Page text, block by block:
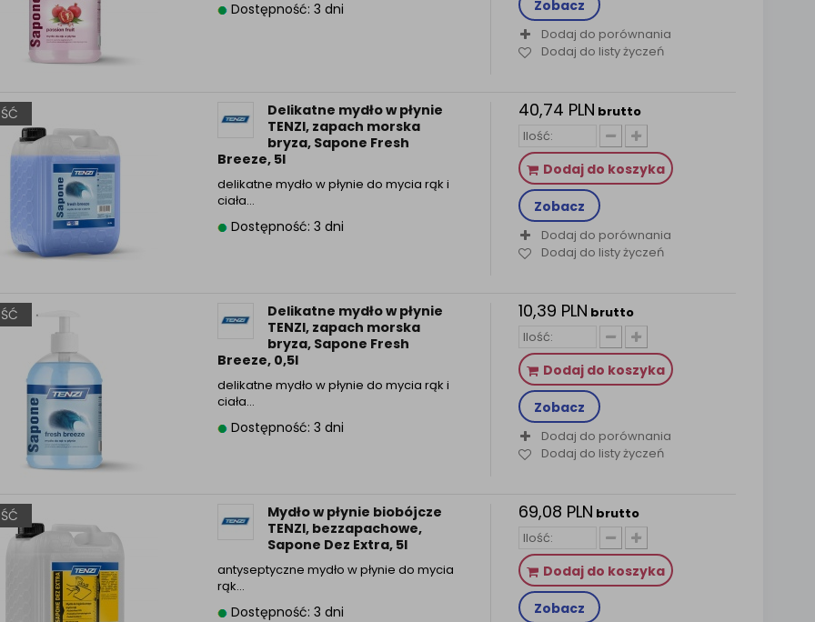
Dostępność: 3 dni Zobacz
Dodaj do porównania
Dodaj do listy życzeń
Delikatne mydło w płynie
TENZI, zapach morska
bryza, Sapone Fresh
Breeze, 5l
delikatne mydło w płynie do mycia rąk i
ciała…
Dostępność: 3 dni
40,74 PLN brutto
Dodaj do koszyka
Zobacz
Dodaj do porównania
Dodaj do listy życzeń
Delikatne mydło w płynie
TENZI, zapach morska
bryza, Sapone Fresh
Breeze, 0,5l
delikatne mydło w płynie do mycia rąk i
ciała…
Dostępność: 3 dni
10,39 PLN brutto
Dodaj do koszyka
Zobacz
Dodaj do porównania
Dodaj do listy życzeń
Mydło w płynie biobójcze
TENZI, bezzapachowe,
Sapone Dez Extra, 5l
antyseptyczne mydło w płynie do mycia
rąk…
Dostępność: 3 dni
69,08 PLN brutto
Dodaj do koszyka
Zobacz
(rozwiń)
Partnerów (rozwiń)